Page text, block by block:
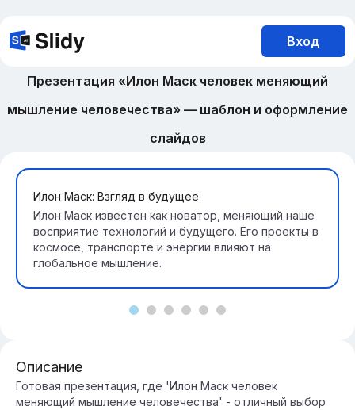
Вход
Презентация «Илон Маск человек меняющий
мышление человечества» — шаблон и оформление
слайдов
Илон Маск: Взгляд в будущее
Илон Маск известен как новатор, меняющий наше
восприятие технологий и будущего. Его проекты в
космосе, транспорте и энергии влияют на
глобальное мышление.
Описание
Готовая презентация, где 'Илон Маск человек
меняющий мышление человечества' - отличный выбор